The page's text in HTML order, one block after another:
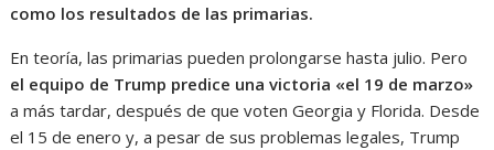
como los resultados de las primarias.
En teoría, las primarias pueden prolongarse hasta julio. Pero
el equipo de Trump predice una victoria «el 19 de marzo»
a más tardar, después de que voten Georgia y Florida. Desde
el 15 de enero y, a pesar de sus problemas legales, Trump